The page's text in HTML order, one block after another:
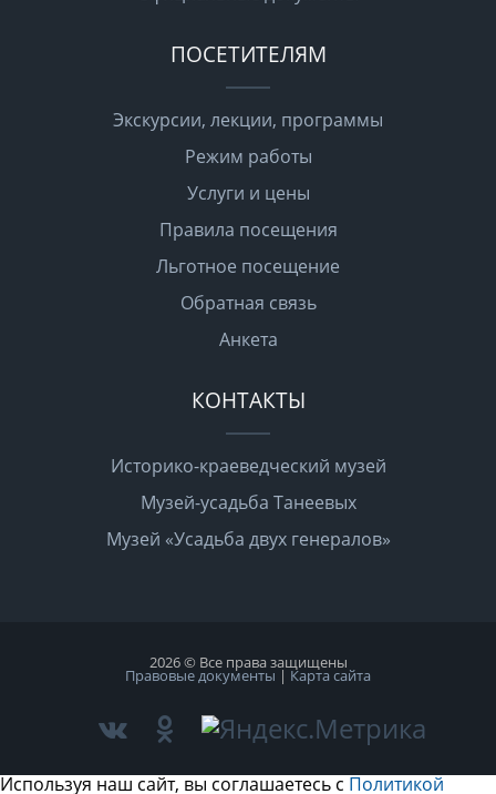
ПОСЕТИТЕЛЯМ
Экскурсии, лекции, программы
Режим работы
Услуги и цены
Правила посещения
Льготное посещение
Обратная связь
Анкета
КОНТАКТЫ
Историко-краеведческий музей
Музей-усадьба Танеевых
Музей «Усадьба двух генералов»
2026 © Все права защищены
Правовые документы | Карта сайта
Используя наш сайт, вы соглашаетесь с Политикой